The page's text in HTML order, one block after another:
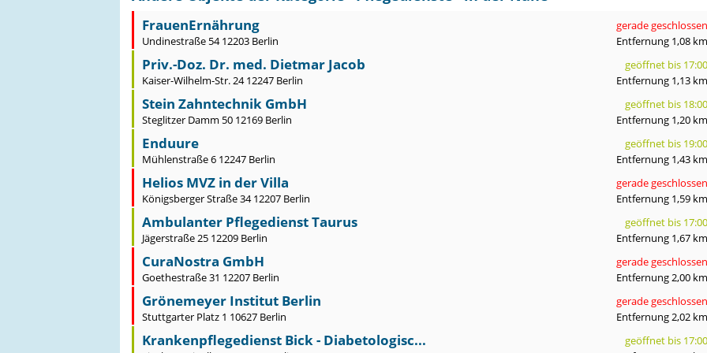
FrauenErnährung
gerade geschlossen
Undinestraße 54 12203 Berlin
Entfernung 1,08 km
Priv.-Doz. Dr. med. Dietmar Jacob
geöffnet bis 17:00
Kaiser-Wilhelm-Str. 24 12247 Berlin
Entfernung 1,13 km
Stein Zahntechnik GmbH
geöffnet bis 18:00
Steglitzer Damm 50 12169 Berlin
Entfernung 1,20 km
Enduure
geöffnet bis 19:00
Mühlenstraße 6 12247 Berlin
Entfernung 1,43 km
Helios MVZ in der Villa
gerade geschlossen
Königsberger Straße 34 12207 Berlin
Entfernung 1,59 km
Ambulanter Pflegedienst Taurus
geöffnet bis 17:00
Jägerstraße 25 12209 Berlin
Entfernung 1,67 km
CuraNostra GmbH
gerade geschlossen
Goethestraße 31 12207 Berlin
Entfernung 2,00 km
Grönemeyer Institut Berlin
gerade geschlossen
Stuttgarter Platz 1 10627 Berlin
Entfernung 2,02 km
Krankenpflegedienst Bick - Diabetologisc...
geöffnet bis 17:00